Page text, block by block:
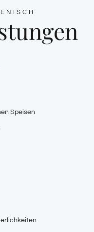
Speisen